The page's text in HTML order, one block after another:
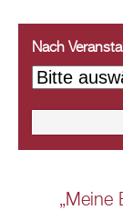
Nach
„Meine